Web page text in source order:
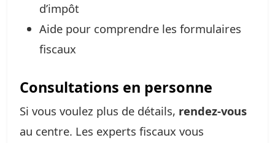
d’impôt
Aide pour comprendre les formulaires
fiscaux
Consultations en personne
Si vous voulez plus de détails, rendez-vous
au centre. Les experts fiscaux vous